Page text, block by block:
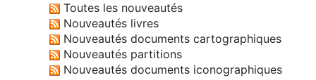
Toutes les nouveautés
Nouveautés livres
Nouveautés documents cartographiques
Nouveautés partitions
Nouveautés documents iconographiques